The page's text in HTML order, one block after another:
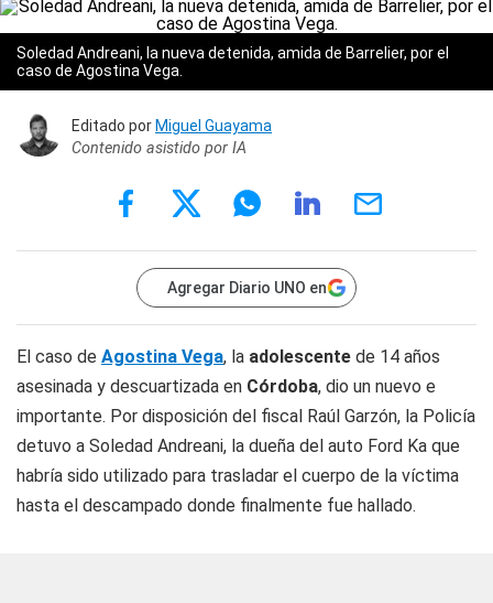
Soledad Andreani, la nueva detenida, amida de Barrelier, por el
caso de Agostina Vega.
Editado porMiguel Guayama
Contenido asistido por IA
Agregar Diario UNO en
El caso de Agostina Vega, la adolescente de 14 años
asesinada y descuartizada en Córdoba, dio un nuevo e
importante. Por disposición del fiscal Raúl Garzón, la Policía
detuvo a Soledad Andreani, la dueña del auto Ford Ka que
habría sido utilizado para trasladar el cuerpo de la víctima
hasta el descampado donde finalmente fue hallado.